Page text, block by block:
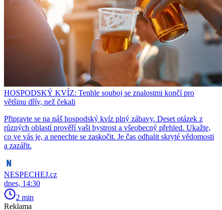
HOSPODSKÝ KVÍZ: Tenhle souboj se znalostmi končí pro
většinu dřív, než čekali
Připravte se na náš hospodský kvíz plný zábavy. Deset otázek z
různých oblastí prověří vaši bystrost a všeobecný přehled. Ukažte,
co ve vás je, a nenechte se zaskočit. Je čas odhalit skryté vědomosti
a zazářit.
NESPECHEJ.cz
dnes, 14:30
2 min
Reklama